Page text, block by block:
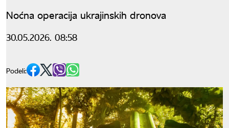
Noćna operacija ukrajinskih dronova
30.05.2026. 08:58
Podeli: